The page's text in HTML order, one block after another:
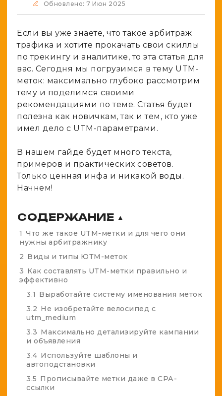
Адалт
Spy-сервисы
Аккаунты
Проверка анонимности
Генератор личности
Обновлено: 7 Июн 2025
Если вы уже знаете, что такое арбитраж
трафика и хотите прокачать свои скиллы
по трекингу и аналитике, то эта статья для
вас. Сегодня мы погрузимся в тему UTM-
меток: максимально глубоко рассмотрим
тему и поделимся своими
рекомендациями по теме. Статья будет
полезна как новичкам, так и тем, кто уже
имел дело с UTM-параметрами.
В нашем гайде будет много текста,
примеров и практических советов.
Только ценная инфа и никакой воды.
Начнем!
СОДЕРЖАНИЕ ▲
1 Что же такое UTM-метки и для чего они
нужны арбитражнику
2 Виды и типы ЮТМ-меток
3 Как составлять UTM-метки правильно и
эффективно
3.1 Выработайте систему именования меток
3.2 Не изобретайте велосипед с
utm_medium
3.3 Максимально детализируйте кампании
и объявления
3.4 Используйте шаблоны и
автоподстановки
3.5 Прописывайте метки даже в СРА-
ссылки